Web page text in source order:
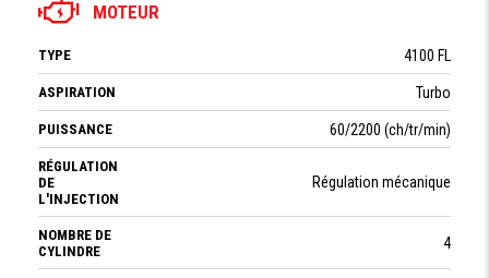
MOTEUR
TYPE 4100 FL
ASPIRATION Turbo
PUISSANCE 60/2200 (ch/tr/min)
RÉGULATION
DE
L'INJECTION
Régulation mécanique
NOMBRE DE
CYLINDRE
4